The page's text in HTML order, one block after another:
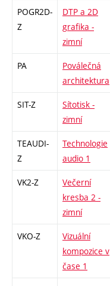
POGR2D-
Z
DTP a 2D
grafika -
zimní
PA
Poválečná
architektura
SIT-Z
Sítotisk -
zimní
TEAUDI-
Z
Technologie
audio 1
VK2-Z
Večerní
kresba 2 -
zimní
VKO-Z
Vizuální
kompozice v
čase 1